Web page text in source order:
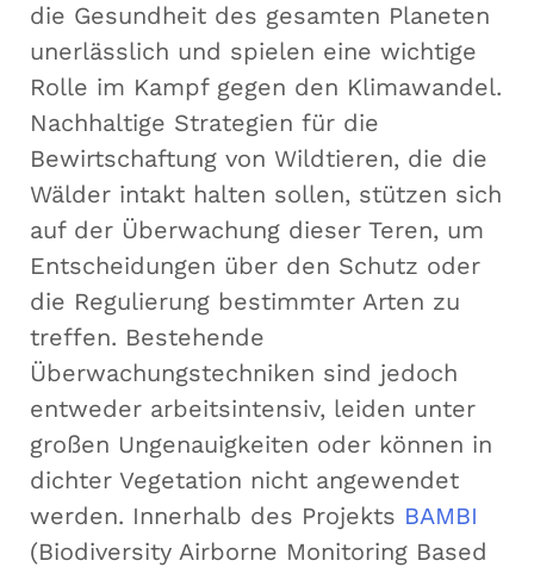
die Gesundheit des gesamten Planeten
unerlässlich und spielen eine wichtige
Rolle im Kampf gegen den Klimawandel.
Nachhaltige Strategien für die
Bewirtschaftung von Wildtieren, die die
Wälder intakt halten sollen, stützen sich
auf der Überwachung dieser Teren, um
Entscheidungen über den Schutz oder
die Regulierung bestimmter Arten zu
treffen. Bestehende
Überwachungstechniken sind jedoch
entweder arbeitsintensiv, leiden unter
großen Ungenauigkeiten oder können in
dichter Vegetation nicht angewendet
werden. Innerhalb des Projekts BAMBI
(Biodiversity Airborne Monitoring Based